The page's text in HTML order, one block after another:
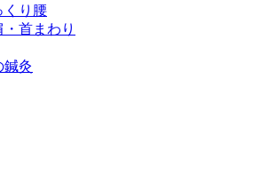
くり腰
首まわり
鍼灸